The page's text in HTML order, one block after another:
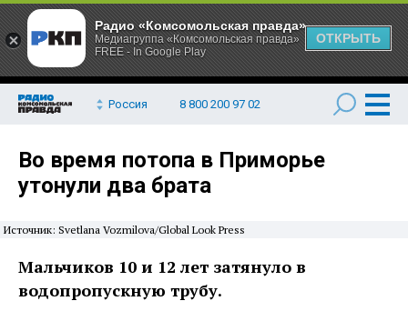
Россия 8 800 200 97 02
Во время потопа в Приморье
утонули два брата
Источник: Svetlana Vozmilova/Global Look Press
Мальчиков 10 и 12 лет затянуло в
водопропускную трубу.
Радио «Комсомольская правда»
Медиагруппа «Комсомольская правда»
FREE - In Google Play
ОТКРЫТЬ